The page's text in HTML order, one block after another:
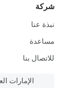
شركة
نبذة عنا
مساعدة
للاتصال بنا
الإمارات